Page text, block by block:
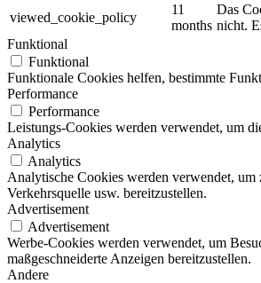
viewed_cookie_policy
11
months
Das
nicht.
Funktional
Funktional
Funktionale Cookies helfen, bestimmte
Performance
Performance
Leistungs-Cookies werden verwendet, um
Analytics
Analytics
Analytische Cookies werden verwendet,
Verkehrsquelle usw. bereitzustellen.
Advertisement
Advertisement
Werbe-Cookies werden verwendet, um
maßgeschneiderte Anzeigen bereitzustellen.
Andere